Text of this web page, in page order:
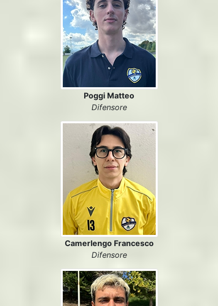
Poggi Matteo
Difensore
Camerlengo Francesco
Difensore